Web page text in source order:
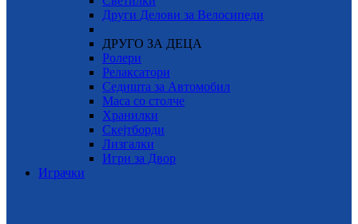
Други Делови за Велосипеди
ДРУГО ЗА ДЕЦА
Ролери
Релаксатори
Седишта за Автомобил
Маса со столче
Хранилки
Скејтборди
Лизгалки
Игри за Двор
Играчки